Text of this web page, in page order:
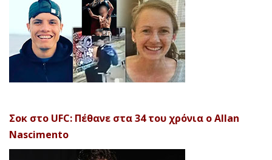
Σοκ στο UFC: Πέθανε στα 34 του χρόνια ο Allan
Nascimento